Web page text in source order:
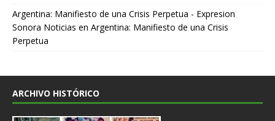
Argentina: Manifiesto de una Crisis Perpetua - Expresion
Sonora Noticias en Argentina: Manifiesto de una Crisis
Perpetua
ARCHIVO HISTÓRICO